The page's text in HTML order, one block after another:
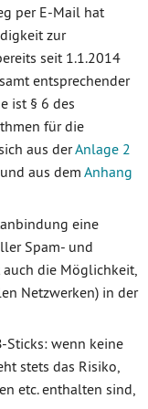
per E-Mail hat
zur
seit 1.1.2014
entsprechender
ist § 6 des
für die
aus derAnlage 2
und aus dem Anhang
eine
Spam- und
die Möglichkeit,
Netzwerken) in der
Sticks: wenn keine
stets das Risiko,
etc. enthalten sind,